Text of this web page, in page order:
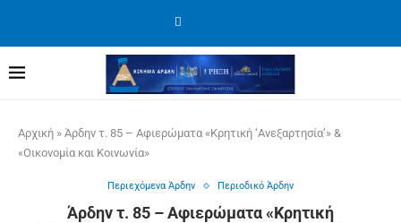
Αρχική » Άρδην τ. 85 – Αφιερώματα «Κρητική ‘Ανεξαρτησία’» &
«Οικονομία και Κοινωνία»
Περιεχόμενα Άρδην Περιοδικό Άρδην
Άρδην τ. 85 – Αφιερώματα «Κρητική